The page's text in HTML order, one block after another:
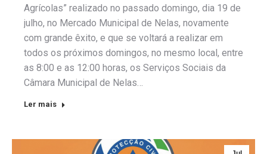
Agrícolas” realizado no passado domingo, dia 19 de
julho, no Mercado Municipal de Nelas, novamente
com grande êxito, e que se voltará a realizar em
todos os próximos domingos, no mesmo local, entre
as 8:00 e as 12:00 horas, os Serviços Sociais da
Câmara Municipal de Nelas…
Ler mais